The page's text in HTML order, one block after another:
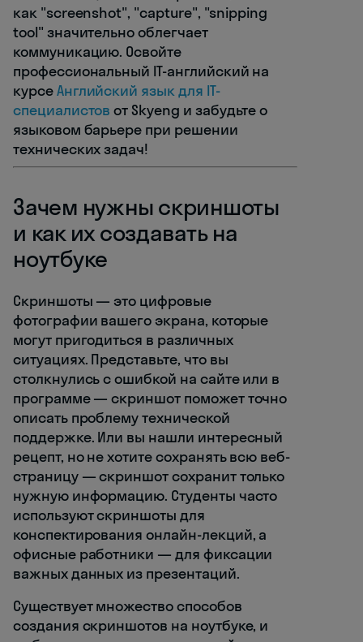
как "screenshot", "capture", "snipping
tool" значительно облегчает
коммуникацию. Освойте
профессиональный IT-английский на
курсеАнглийский язык для IT-
специалистов от Skyeng и забудьте о
языковом барьере при решении
технических задач!
Зачем нужны скриншоты
и как их создавать на
ноутбуке
Скриншоты — это цифровые
фотографии вашего экрана, которые
могут пригодиться в различных
ситуациях. Представьте, что вы
столкнулись с ошибкой на сайте или в
программе — скриншот поможет точно
описать проблему технической
поддержке. Или вы нашли интересный
рецепт, но не хотите сохранять всю веб-
страницу — скриншот сохранит только
нужную информацию. Студенты часто
используют скриншоты для
конспектирования онлайн-лекций, а
офисные работники — для фиксации
важных данных из презентаций.
Существует множество способов
создания скриншотов на ноутбуке, и